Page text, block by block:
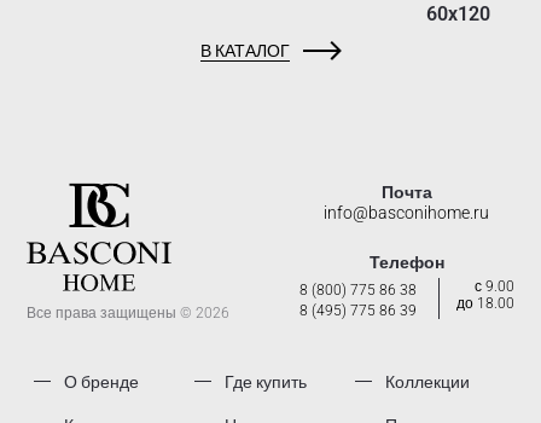
60x120
В КАТАЛОГ
О бренде Где купить Коллекции
Почта
info@basconihome.ru
Телефон
8 (800) 775 86 38
8 (495) 775 86 39
с 9.00
до 18.00
Все права защищены © 2026